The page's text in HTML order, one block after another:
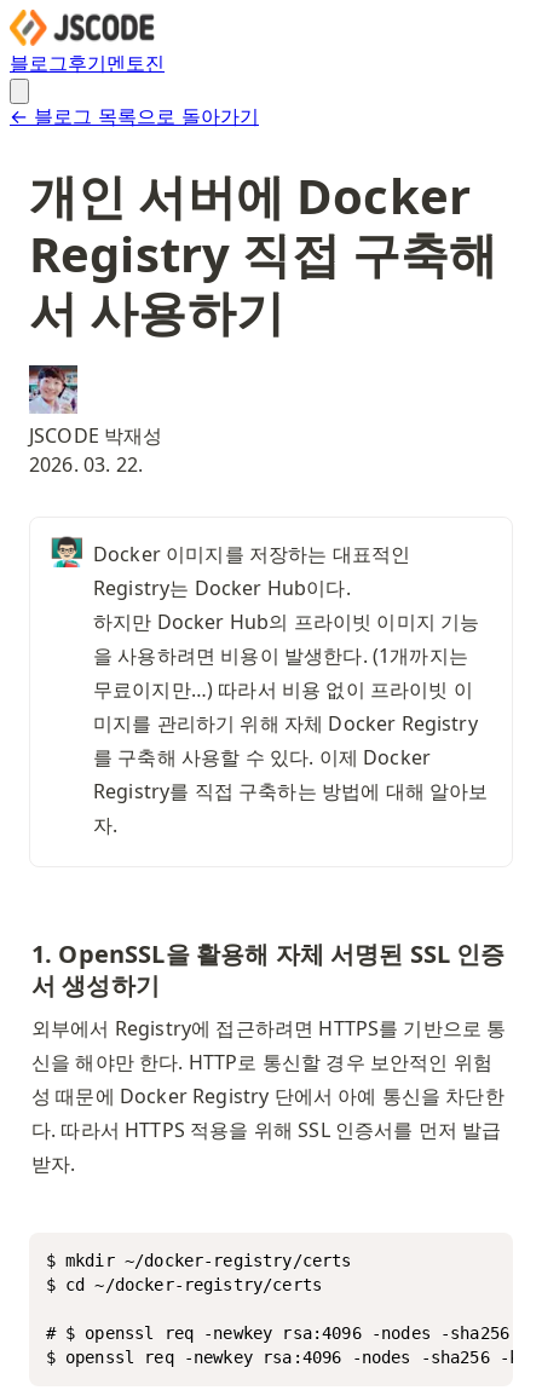
블로그후기멘토진
← 블로그 목록으로 돌아가기
개인 서버에 Docker
Registry 직접 구축해
서 사용하기
JSCODE 박재성
2026. 03. 22.
👨🏻‍🏫 Docker 이미지를 저장하는 대표적인
Registry는 Docker Hub이다.
하지만 Docker Hub의 프라이빗 이미지 기능
을 사용하려면 비용이 발생한다. (1개까지는
무료이지만…) 따라서 비용 없이 프라이빗 이
미지를 관리하기 위해 자체 Docker Registry
를 구축해 사용할 수 있다. 이제 Docker
Registry를 직접 구축하는 방법에 대해 알아보
자.
1. OpenSSL을 활용해 자체 서명된 SSL 인증
서 생성하기
외부에서 Registry에 접근하려면 HTTPS를 기반으로 통
신을 해야만 한다. HTTP로 통신할 경우 보안적인 위험
성 때문에 Docker Registry 단에서 아예 통신을 차단한
다. 따라서 HTTPS 적용을 위해 SSL 인증서를 먼저 발급
받자.
$ mkdir ~/docker-registry/certs
$ cd ~/docker-registry/certs
# $ openssl req -newkey rsa:4096 -nodes -sha256
$ openssl req -newkey rsa:4096 -nodes -sha256